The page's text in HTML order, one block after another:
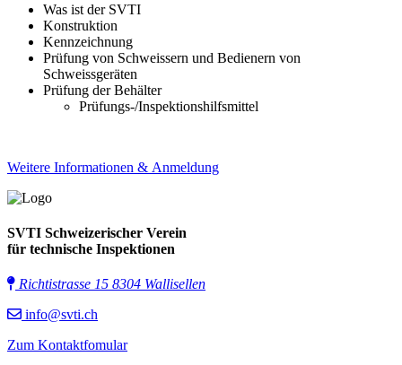
Was ist der SVTI
Konstruktion
Kennzeichnung
Prüfung von Schweissern und Bedienern von
Schweissgeräten
Prüfung der Behälter
Prüfungs-/Inspektionshilfsmittel
Weitere Informationen & Anmeldung
SVTI Schweizerischer Verein
für technische Inspektionen
Richtistrasse 15 8304 Wallisellen
info@svti.ch
Zum Kontaktfomular